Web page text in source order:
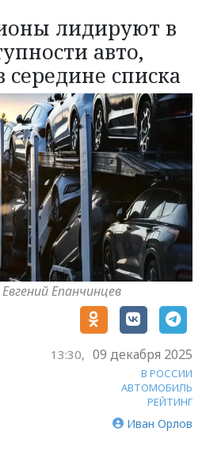
лидируют в
авто,
списка
Епанчинцев
13:30, 09 декабря 2025
В РОССИИ
АВТОМОБИЛЬ
РЕЙТИНГ
Иван Орлов